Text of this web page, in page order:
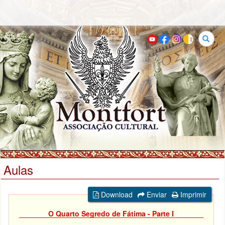
Buscar
Aulas
Download Enviar
Imprimir
O Quarto Segredo de Fátima - Parte I